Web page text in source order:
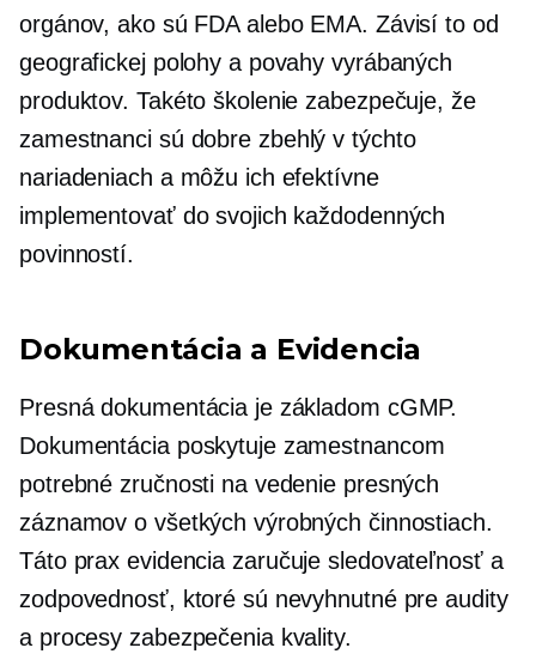
orgánov, ako sú FDA alebo EMA. Závisí to od
geografickej polohy a povahy vyrábaných
produktov. Takéto školenie zabezpečuje, že
zamestnanci sú dobre zbehlý v týchto
nariadeniach a môžu ich efektívne
implementovať do svojich každodenných
povinností.
Dokumentácia a Evidencia
Presná dokumentácia je základom cGMP.
Dokumentácia poskytuje zamestnancom
potrebné zručnosti na vedenie presných
záznamov o všetkých výrobných činnostiach.
Táto praxevidencia zaručuje sledovateľnosť a
zodpovednosť, ktoré sú nevyhnutné pre audity
a procesy zabezpečenia kvality.